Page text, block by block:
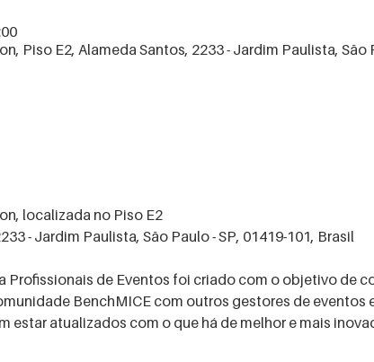
Piso E2, Alameda Santos, 2233 - Jardim Paulista, São
localizada no Piso E2
- Jardim Paulista, São Paulo - SP, 01419-101, Brasil
Profissionais de Eventos foi criado com o objetivo de
BenchMICE com outros gestores de eventos
estar atualizados com o que há de melhor e mais